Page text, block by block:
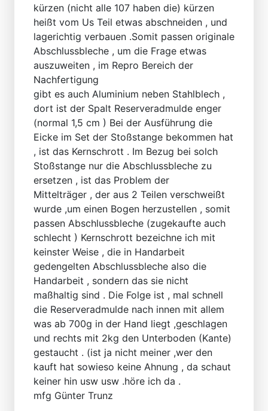
kürzen (nicht alle 107 haben die) kürzen
heißt vom Us Teil etwas abschneiden , und
lagerichtig verbauen .Somit passen originale
Abschlussbleche , um die Frage etwas
auszuweiten , im Repro Bereich der
Nachfertigung
gibt es auch Aluminium neben Stahlblech ,
dort ist der Spalt Reserveradmulde enger
(normal 1,5 cm ) Bei der Ausführung die
Eicke im Set der Stoßstange bekommen hat
, ist das Kernschrott . Im Bezug bei solch
Stoßstange nur die Abschlussbleche zu
ersetzen , ist das Problem der
Mittelträger , der aus 2 Teilen verschweißt
wurde ,um einen Bogen herzustellen , somit
passen Abschlussbleche (zugekaufte auch
schlecht ) Kernschrott bezeichne ich mit
keinster Weise , die in Handarbeit
gedengelten Abschlussbleche also die
Handarbeit , sondern das sie nicht
maßhaltig sind . Die Folge ist , mal schnell
die Reserveradmulde nach innen mit allem
was ab 700g in der Hand liegt ,geschlagen
und rechts mit 2kg den Unterboden (Kante)
gestaucht . (ist ja nicht meiner ,wer den
kauft hat sowieso keine Ahnung , da schaut
keiner hin usw usw .höre ich da .
mfg Günter Trunz